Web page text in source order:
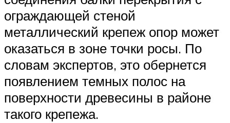
ограждающей стеной
металлический крепеж опор может
оказаться в зоне точки росы. По
словам экспертов, это обернется
появлением темных полос на
поверхности древесины в районе
такого крепежа.